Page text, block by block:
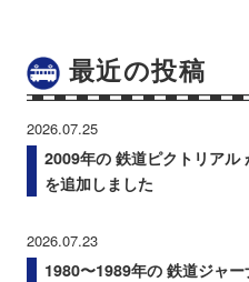
最近の投稿
2026.07.25
2009年の 鉄道ピクトリアル
を追加しました
2026.07.23
1980〜1989年の 鉄道ジャ